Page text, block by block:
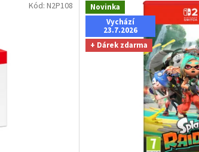
Kód:N2P108
Novinka
Vychází
23.7.2026
+ Dárek zdarma